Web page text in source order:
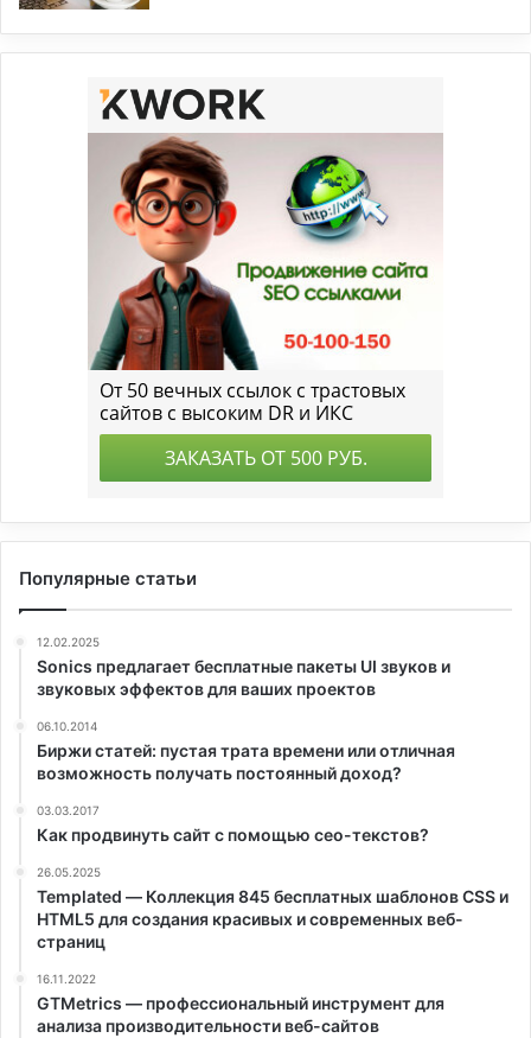
Популярные статьи
12.02.2025
Sonics предлагает бесплатные пакеты UI звуков и
звуковых эффектов для ваших проектов
06.10.2014
Биржи статей: пустая трата времени или отличная
возможность получать постоянный доход?
03.03.2017
Как продвинуть сайт с помощью сео-текстов?
26.05.2025
Templated — Коллекция 845 бесплатных шаблонов CSS и
HTML5 для создания красивых и современных веб-
страниц
16.11.2022
GTMetrics — профессиональный инструмент для
анализа производительности веб-сайтов